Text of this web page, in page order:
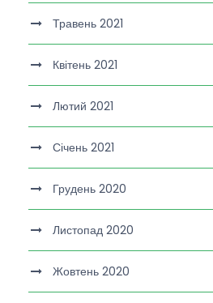
Травень 2021
Квітень 2021
Лютий 2021
Січень 2021
Грудень 2020
Листопад 2020
Жовтень 2020